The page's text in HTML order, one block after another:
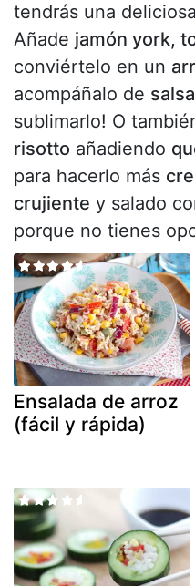
tendrás una deliciosa
Añade jamón york,
conviértelo en un
acompáñalo de
sublimarlo! O
risotto añadiendo
para hacerlo más
crujiente y salado
porque no tienes
Ensalada de arroz
(fácil y rápida)